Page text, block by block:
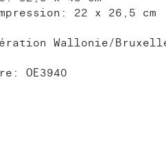
22 x 26,5 cm
Wallonie/
OE3940